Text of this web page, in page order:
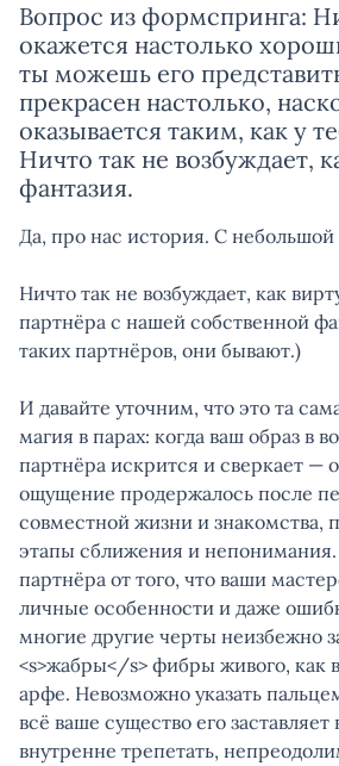
Вопрос из формспринга:
окажется настолько
ты можешь его
прекрасен настолько,
оказывается таким, как у
Ничто так не возбуждает,
фантазия.
Да, про нас история. С небольшой
Ничто так не возбуждает, как
партнёра с нашей собственной
таких партнёров, они бывают.)
И давайте уточним, что это та
магия в парах: когда ваш образ в
партнёра искрится и сверкает —
ощущение продержалось после
совместной жизни и знакомства,
этапы сближения и непонимания.
партнёра от того, что ваши
личные особенности и даже
многие другие черты неизбежно
<s>жабры</s> фибры живого, как
арфе. Невозможно указать
всё ваше существо его
внутренне трепетать,